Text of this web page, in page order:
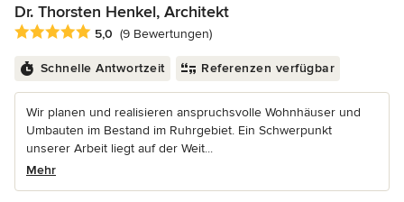
Dr. Thorsten Henkel, Architekt
Durchschnittliche Bewertung: 5 von 5 Sternen
5,0 (9 Bewertungen)
Schnelle Antwortzeit Referenzen verfügbar
Wir planen und realisieren anspruchsvolle Wohnhäuser und
Umbauten im Bestand im Ruhrgebiet. Ein Schwerpunkt
unserer Arbeit liegt auf der Weit...
Mehr